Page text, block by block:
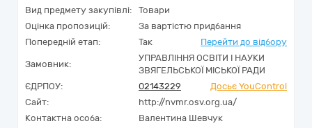
Вид предмету закупівлі:
Товари
Оцінка пропозицій:
За вартістю придбання
Попередній етап:
Так Перейти до відбору
Замовник:
УПРАВЛІННЯ ОСВІТИ І НАУКИ
ЗВЯГЕЛЬСЬКОЇ МІСЬКОЇ РАДИ
ЄДРПОУ:
02143229
Досьє YouControl
Сайт:
http://nvmr.osv.org.ua/
Контактна особа:
Валентина Шевчук